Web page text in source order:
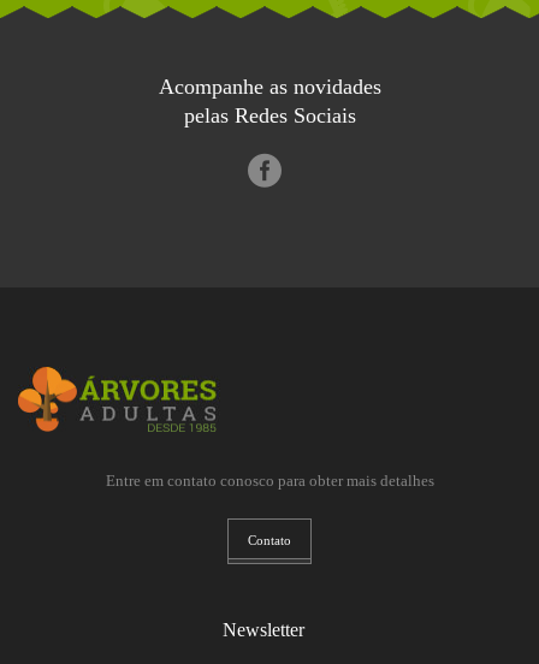
Acompanhe as novidades
pelas Redes Sociais
Entre em contato conosco para obter mais detalhes
Contato
Newsletter